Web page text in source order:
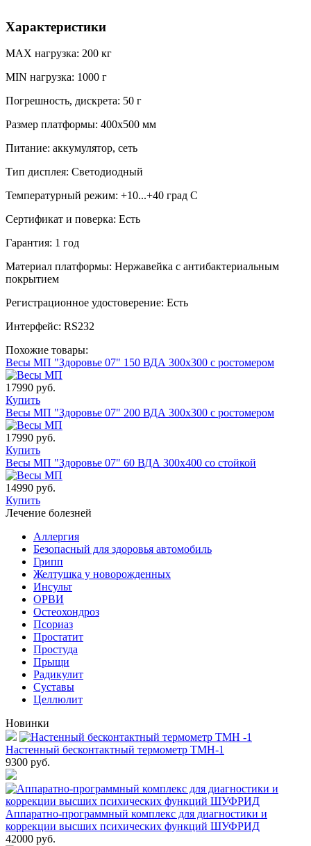
Характеристики
MAX нагрузка: 200 кг
MIN нагрузка: 1000 г
Погрешность, дискрета: 50 г
Размер платформы: 400х500 мм
Питание: аккумулятор, сеть
Тип дисплея: Светодиодный
Температурный режим: +10...+40 град С
Сертификат и поверка: Есть
Гарантия: 1 год
Материал платформы: Нержавейка с антибактериальным
покрытием
Регистрационное удостоверение: Есть
Интерфейс: RS232
Похожие товары:
Весы МП "Здоровье 07" 150 ВДА 300х300 с ростомером
17990 руб.
Купить
Весы МП "Здоровье 07" 200 ВДА 300х300 c ростомером
17990 руб.
Купить
Весы МП "Здоровье 07" 60 ВДА 300х400 со стойкой
14990 руб.
Купить
Лечение болезней
Аллергия
Безопасный для здоровья автомобиль
Грипп
Желтушка у новорожденных
Инсульт
ОРВИ
Остеохондроз
Пcориаз
Простатит
Простуда
Прыщи
Радикулит
Суставы
Целлюлит
Новинки
Настенный бесконтактный термометр ТМН-1
9300 руб.
Аппаратно-программный комплекс для диагностики и
коррекции высших психических функций ШУФРИД
42000 руб.